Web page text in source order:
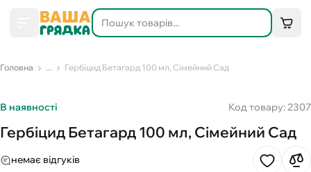
Головна ... Гербіцид Бетагард 100 мл, Сімейний Сад
В наявності Код товару: 2307
Гербіцид Бетагард 100 мл, Сімейний Сад
немає відгуків